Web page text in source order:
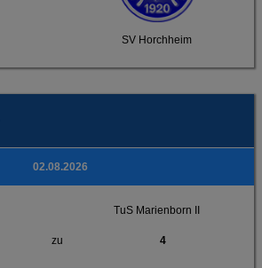
SV Horchheim
02.08.2026
TuS Marienborn II
zu 4